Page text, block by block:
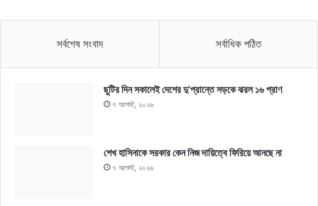
সর্বশেষ সংবাদ সর্বাধিক পঠিত
ছুটির দিন সকালেই দেশের দু’প্রান্তে সড়কে ঝরল ১৬ প্রাণ
৭ আগস্ট, ২০২৬
শেখ হাসিনাকে সরকার কেন নিজ দায়িত্বে ফিরিয়ে আনছে না
৭ আগস্ট, ২০২৬